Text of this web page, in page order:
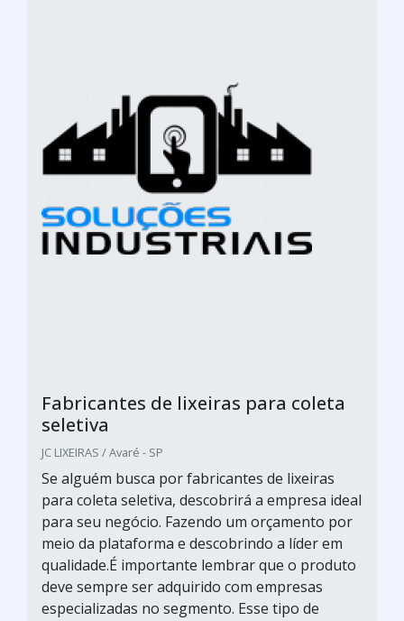
Fabricantes de lixeiras para coleta
seletiva
JC LIXEIRAS / Avaré - SP
Se alguém busca por fabricantes de lixeiras
para coleta seletiva, descobrirá a empresa ideal
para seu negócio. Fazendo um orçamento por
meio da plataforma e descobrindo a líder em
qualidade.É importante lembrar que o produto
deve sempre ser adquirido com empresas
especializadas no segmento. Esse tipo de